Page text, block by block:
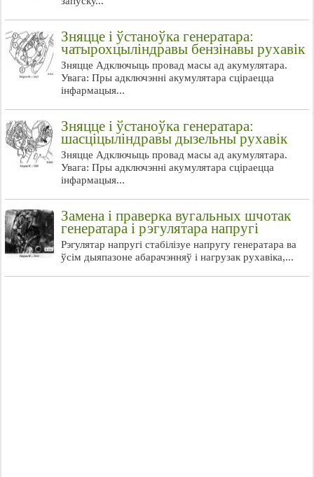
Зняцце і ўстаноўка генератара:
чатырохцыліндравы бензінавы рухавік
Зняцце Адключыць провад масы ад акумулятара.
Увага: Пры адключэнні акумулятара сціраецца
інфармацыя...
Зняцце і ўстаноўка генератара:
шасціцыліндравы дызельны рухавік
Зняцце Адключыць провад масы ад акумулятара.
Увага: Пры адключэнні акумулятара сціраецца
інфармацыя...
Замена і праверка вугальных шчотак
генератара і рэгулятара напругі
Рэгулятар напругі стабілізуе напругу генератара ва
ўсім дыяпазоне абарачэнняў і нагрузак рухавіка,...